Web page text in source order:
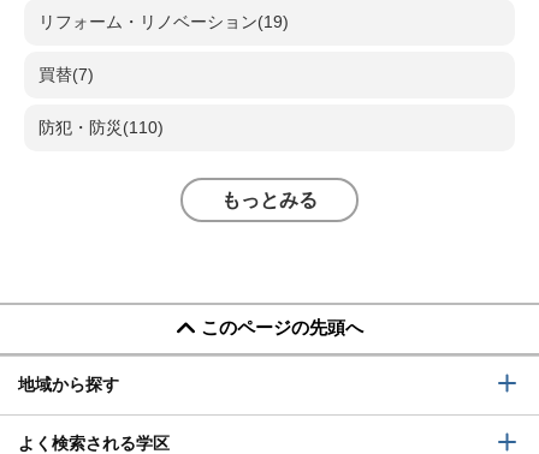
リフォーム・リノベーション(19)
買替(7)
防犯・防災(110)
もっとみる
このページの先頭へ
地域から探す
よく検索される学区